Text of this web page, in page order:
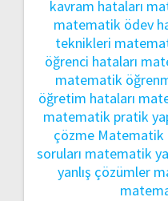
kavram hataları
matematik ödev
teknikleri
öğrenci hataları
matematik
öğretim hataları
matematik pratik
çözme Matematik
soruları matematik
yanlış çözümler